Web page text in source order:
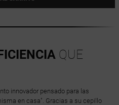
QUE
innovador pensado para las
en casa". Gracias a su cepillo